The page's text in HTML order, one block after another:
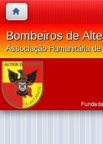
Bombeiros de
Associação Humanitária